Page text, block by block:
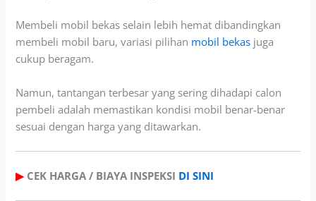
Membeli mobil bekas selain lebih hemat dibandingkan
membeli mobil baru, variasi pilihan mobil bekas juga
cukup beragam.
Namun, tantangan terbesar yang sering dihadapi calon
pembeli adalah memastikan kondisi mobil benar-benar
sesuai dengan harga yang ditawarkan.
▶CEK HARGA / BIAYA INSPEKSI DI SINI